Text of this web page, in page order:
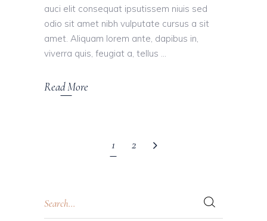
auci elit consequat ipsutissem niuis sed
odio sit amet nibh vulputate cursus a sit
amet. Aliquam lorem ante, dapibus in,
viverra quis, feugiat a, tellus
Read More
1 2